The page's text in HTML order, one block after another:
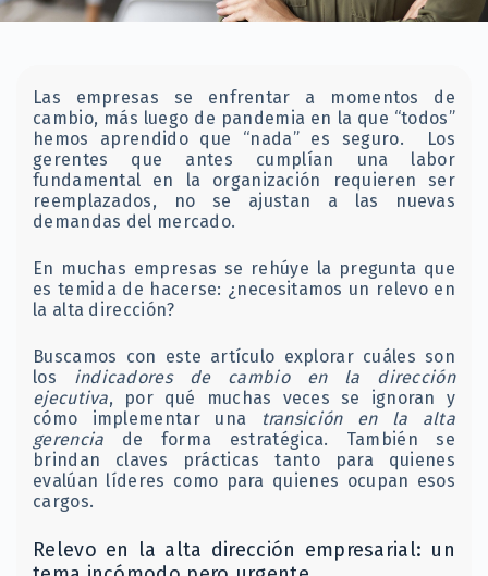
Las empresas se enfrentar a momentos de
cambio, más luego de pandemia en la que “todos”
hemos aprendido que “nada” es seguro. Los
gerentes que antes cumplían una labor
fundamental en la organización requieren ser
reemplazados, no se ajustan a las nuevas
demandas del mercado.
En muchas empresas se rehúye la pregunta que
es temida de hacerse: ¿necesitamos un relevo en
la alta dirección?
Buscamos con este artículo explorar cuáles son
los indicadores de cambio en la dirección
ejecutiva, por qué muchas veces se ignoran y
cómo implementar una
transición en la alta
gerencia de forma estratégica. También se
brindan claves prácticas tanto para quienes
evalúan líderes como para quienes ocupan esos
cargos.
Relevo en la alta dirección empresarial: un